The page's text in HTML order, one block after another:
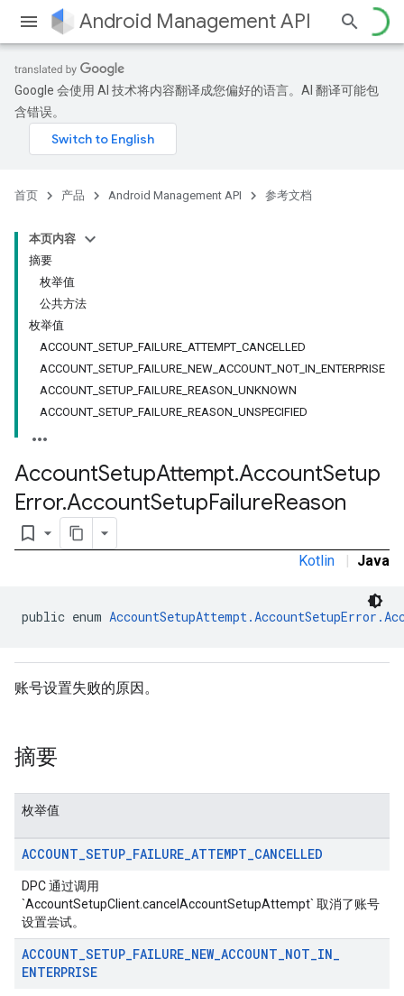
Android Management API
Google 会使用 AI 技术将内容翻译成您偏好的语言。AI 翻译可能包
含错误。
首页 产品 Android Management API 参考文档
本页内容
摘要
枚举值
公共方法
枚举值
ACCOUNT_SETUP_FAILURE_ATTEMPT_CANCELLED
ACCOUNT_SETUP_FAILURE_NEW_ACCOUNT_NOT_IN_ENTERPRISE
ACCOUNT_SETUP_FAILURE_REASON_UNKNOWN
ACCOUNT_SETUP_FAILURE_REASON_UNSPECIFIED
AccountSetupAttempt.AccountSetup
Error.AccountSetupFailureReason
bookmark_border
Kotlin | Java
public enum
账号设置失败的原因。
摘要
枚举值
ACCOUNT_SETUP_FAILURE_ATTEMPT_CANCELLED
DPC 通过调用
`AccountSetupClient.cancelAccountSetupAttempt` 取消了账号
设置尝试。
ACCOUNT_SETUP_FAILURE_NEW_ACCOUNT_NOT_IN_
ENTERPRISE